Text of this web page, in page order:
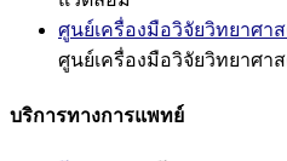
ศูนย์เครื่องมือวิจัยวิทยาศา
ศูนย์เครื่องมือวิจัยวิทยาศา
บริการทางการแพทย์